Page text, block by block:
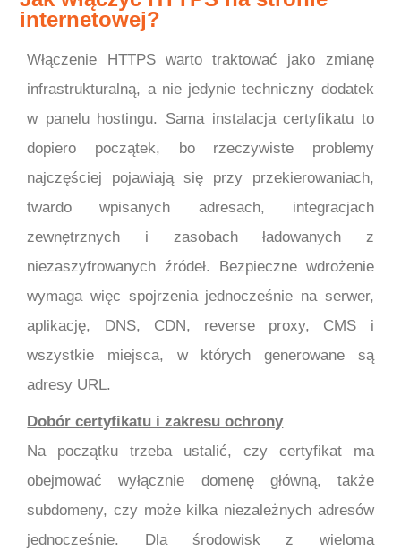
internetowej?
Włączenie HTTPS warto traktować jako zmianę
infrastrukturalną, a nie jedynie techniczny dodatek
w panelu hostingu. Sama instalacja certyfikatu to
dopiero początek, bo rzeczywiste problemy
najczęściej pojawiają się przy przekierowaniach,
twardo wpisanych adresach, integracjach
zewnętrznych i zasobach ładowanych z
niezaszyfrowanych źródeł. Bezpieczne wdrożenie
wymaga więc spojrzenia jednocześnie na serwer,
aplikację, DNS, CDN, reverse proxy, CMS i
wszystkie miejsca, w których generowane są
adresy URL.
Dobór certyfikatu i zakresu ochrony
Na początku trzeba ustalić, czy certyfikat ma
obejmować wyłącznie domenę główną, także
subdomeny, czy może kilka niezależnych adresów
jednocześnie. Dla środowisk z wieloma